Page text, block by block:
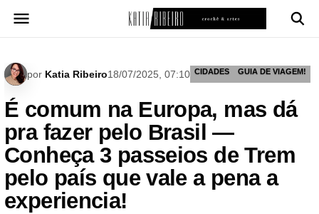
para
por Katia Ribeiro18/07/2025, 07:10 CIDADES GUIA DE VIAGEM!
É comum na Europa, mas dá
pra fazer pelo Brasil —
Conheça 3 passeios de Trem
pelo país que vale a pena a
experiencia!